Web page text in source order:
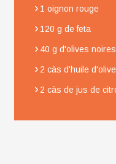
› 1 oignon rouge
› 120 g de feta
› 40 g d'olives noires
› 2 càs d'huile d'olive
› 2 càs de jus de